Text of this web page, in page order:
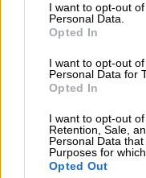
I want to opt-out
Personal Data.
Opted In
I want to opt-out
Personal Data for
Opted In
I want to opt-out
Retention, Sale,
Personal Data
Purposes for
Opted Out
μετά τα γεγονότα
την πλοκή να
μεγάλο βαθμό